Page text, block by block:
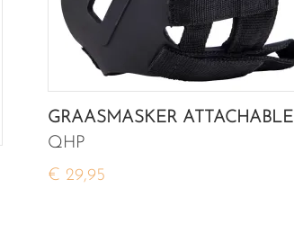
GRAASMASKER ATTACHABLE
QHP
€ 29,95